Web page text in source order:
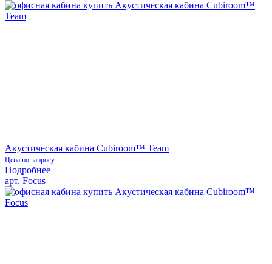
Акустическая кабина Cubiroom™ Team
Цена по запросу
Подробнее
арт. Focus